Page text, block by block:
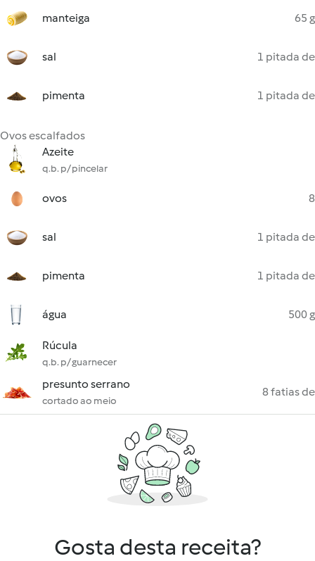
manteiga 65 g
sal 1 pitada de
pimenta 1 pitada de
Ovos escalfados
Azeite
q.b. p/ pincelar
ovos 8
sal 1 pitada de
pimenta 1 pitada de
água 500 g
Rúcula
q.b. p/ guarnecer
presunto serrano
cortado ao meio
8 fatias de
Gosta desta receita?